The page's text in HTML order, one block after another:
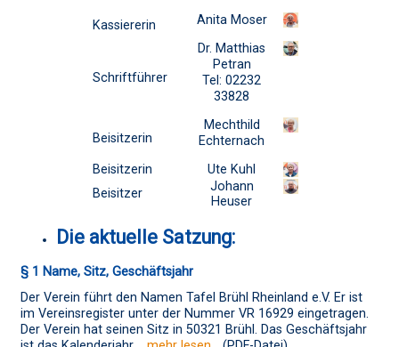
Kassiererin Anita Moser
Schriftführer
Dr. Matthias
Petran
Tel: 02232
33828
Beisitzerin
Mechthild
Echternach
Beisitzerin
Ute Kuhl
Beisitzer
Johann
Heuser
Die aktuelle Satzung:
§ 1 Name, Sitz, Geschäftsjahr
Der Verein führt den Namen Tafel Brühl Rheinland e.V. Er ist
im Vereinsregister unter der Nummer VR 16929 eingetragen.
Der Verein hat seinen Sitz in 50321 Brühl. Das Geschäftsjahr